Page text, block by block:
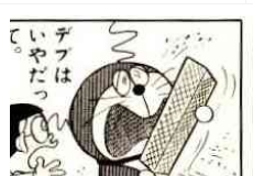
18. 匿名 2026/07/08(水) 16:57:44
痛い痛い痛い